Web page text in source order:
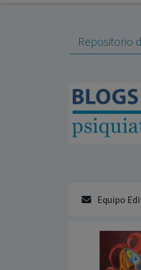
Repositorio
Equipo